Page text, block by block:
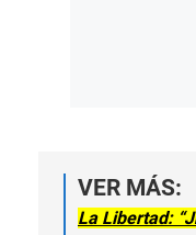
VER MÁS:
La Libertad: